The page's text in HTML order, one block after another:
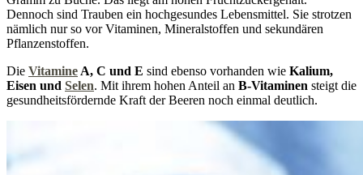
Dennoch sind Trauben ein hochgesundes Lebensmittel. Sie strotzen
nämlich nur so vor Vitaminen, Mineralstoffen und sekundären
Pflanzenstoffen.
Die Vitamine A, C und E sind ebenso vorhanden wie Kalium,
Eisen und Selen. Mit ihrem hohen Anteil an B-Vitaminen steigt die
gesundheitsfördernde Kraft der Beeren noch einmal deutlich.